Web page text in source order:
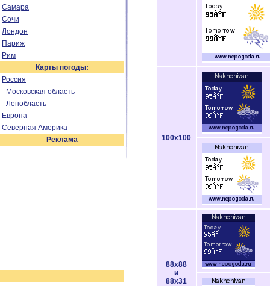
Самара
Сочи
Лондон
Париж
Рим
Карты погоды:
Россия
- Московская область
- Ленобласть
Европа
Северная Америка
Реклама
100x100
88x88
и
88x31